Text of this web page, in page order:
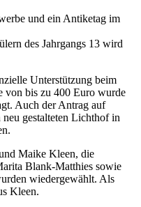
und ein Antiketag im
des Jahrgangs 13 wird
Unterstützung beim
von bis zu 400 Euro wurde
Auch der Antrag auf
gestalteten Lichthof in
Maike Kleen, die
Blank-Matthies sowie
wiedergewählt. Als
Kleen.